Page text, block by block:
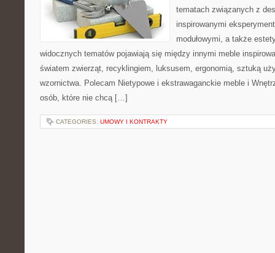
tematach związanych z
inspirowanymi
modułowymi, a także
widocznych tematów pojawiają się między innymi meble
światem zwierząt, recyklingiem, luksusem, ergonomią, sztuką
wzornictwa. Polecam Nietypowe i ekstrawaganckie meble i
osób, które nie chcą […]
CATEGORIES: UMOWY I KONTRAKTY